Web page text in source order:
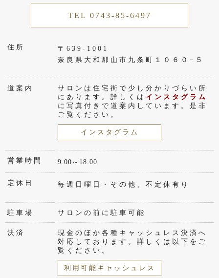
TEL 0743-85-6497
住所
〒639-1001
奈良県大和郡山市九条町１０６０−５
道案内
サロンは住宅街で少し分かりづらい所
にあります。詳しくは インスタグラム
に写真付きで道案内しています。是非
ご覧ください。
インスタグラム
営業時間 9:00～18:00
定休日 毎週日曜日・その他、不定休有り
駐車場 サロンの前に駐車可能
決済
現金のほか各種キャッシュレス決済へ
対応しております。詳しくは以下をご
覧ください。
利用可能キャッシュレス